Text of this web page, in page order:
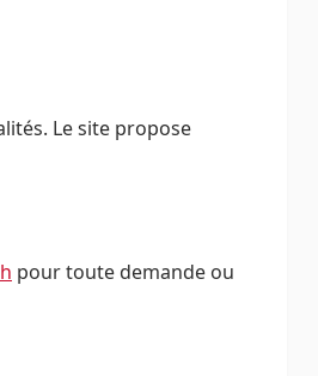
Le site propose
pour toute demande ou